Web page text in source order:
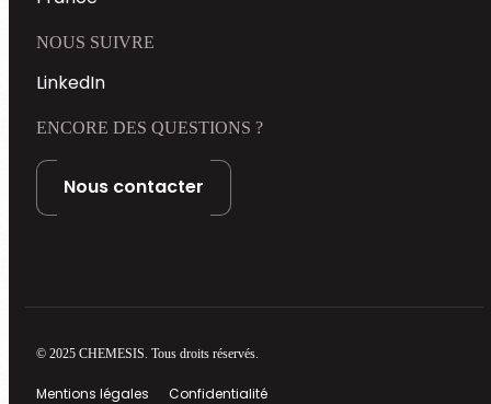
NOUS SUIVRE
LinkedIn
ENCORE DES QUESTIONS ?
Nous contacter
© 2025 CHEMESIS. Tous droits réservés.
Mentions légales Confidentialité